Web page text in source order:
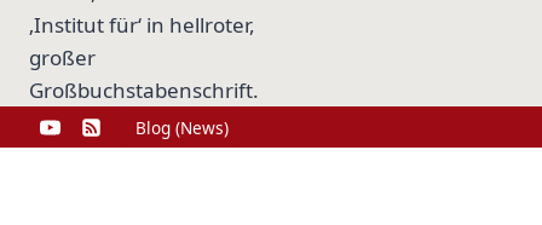
Blog (News)